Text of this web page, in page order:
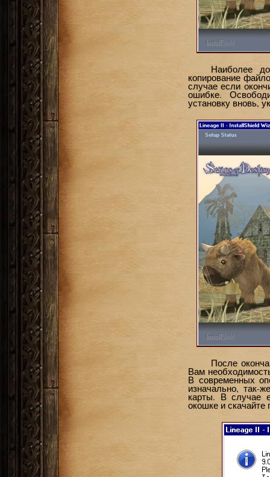
Наиболее
копирование
случае если
ошибке.
установку вновь,
После
Вам
В современных
изначально, так-
карты. В случае
окошке и